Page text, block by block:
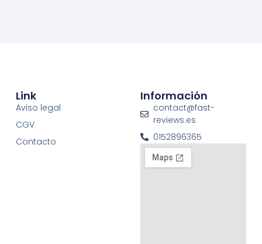
Link
Aviso legal
CGV
Contacto
Información
contact@fast-
reviews.es
0152896365